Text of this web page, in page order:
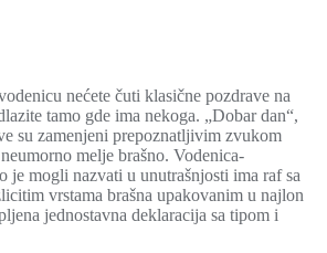
nećete čuti klasične pozdrave na
tamo gde ima nekoga. „Dobar dan“,
su zamenjeni prepoznatljivim zvukom
melje brašno. Vodenica-
je mogli nazvati u unutrašnjosti ima raf sa
vrstama brašna upakovanim u najlon
jednostavna deklaracija sa tipom i